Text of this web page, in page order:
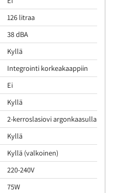
126 litraa
38 dBA
Kyllä
Integrointi korkeakaappiin
Ei
Kyllä
2-kerroslasiovi argonkaasulla
Kyllä
Kyllä (valkoinen)
220-240V
75W